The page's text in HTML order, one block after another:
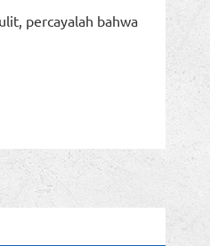
percayalah bahwa